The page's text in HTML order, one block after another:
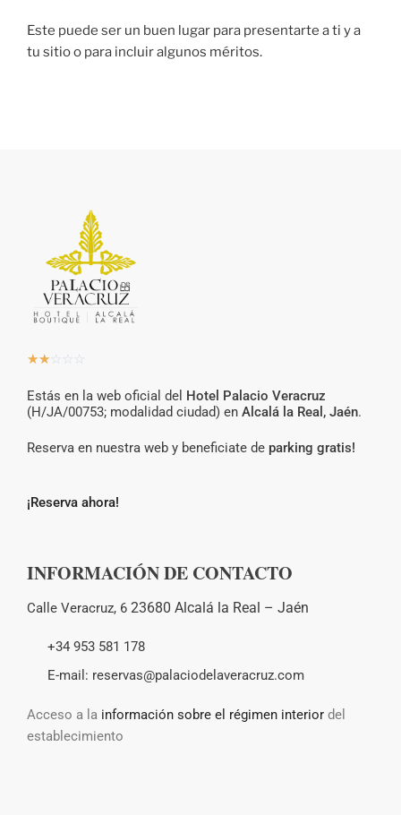
Este puede ser un buen lugar para presentarte a ti y a
tu sitio o para incluir algunos méritos.
☆☆ ☆ ☆ ☆
Estás en la web oficial del Hotel Palacio Veracruz
(H/JA/00753; modalidad ciudad) en Alcalá la Real, Jaén.
Reserva en nuestra web y beneficiate de parking gratis!
¡Reserva ahora!
INFORMACIÓN DE CONTACTO
Calle Veracruz, 6 23680 Alcalá la Real – Jaén
+34 953 581 178
E-mail: reservas@palaciodelaveracruz.com
Acceso a la información sobre el régimen interior del
establecimiento